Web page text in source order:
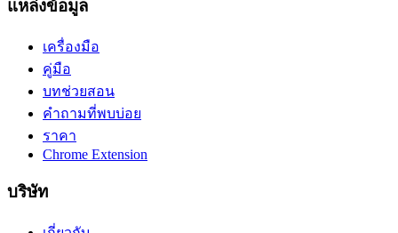
แหล่งข้อมูล
เครื่องมือ
คู่มือ
บทช่วยสอน
คำถามที่พบบ่อย
ราคา
Chrome Extension
บริษัท